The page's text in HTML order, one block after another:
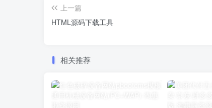
上一篇
HTML源码下载工具
相关推荐